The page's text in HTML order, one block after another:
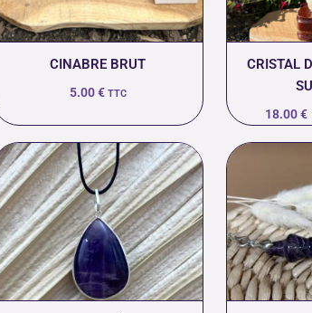
CINABRE BRUT
5.00€ TTC
CRISTAL
18.00€